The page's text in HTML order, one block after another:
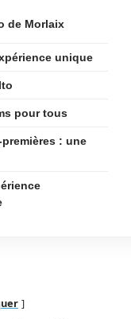
de Morlaix
unique
pour tous
: une